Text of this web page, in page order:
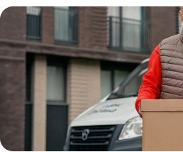
Автокурьер